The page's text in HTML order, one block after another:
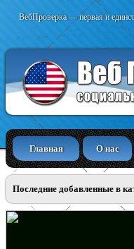
ВебПроверка — первая и
Главная О нас
Последние добавленные в